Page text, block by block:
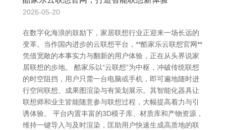
2026-05-20
在数字化海浪的鼓励下，家居联想行业正迎来一场长远的
变革。当作国内进步的云联想平台，**酷家乐云联想官网**
凭借宽敞的本事实力与翻新的用户体验，正在从头界说家
居联想的步地。 酷家乐以“云联想”为中枢，冲破传统联想
的时空阻挡，用户只需一台电脑或手机，即可遍地随时进
行空间联想、成果图渲染与有策划展示。其智能化器具让
联想师和业主皆能随意参与联想过程，大幅提高着力与引
诱体验。 平台内置丰富的3D模子库、材质库和产物资源，
维持一键导入与及时渲染，匡助用户快速生成高质地的联